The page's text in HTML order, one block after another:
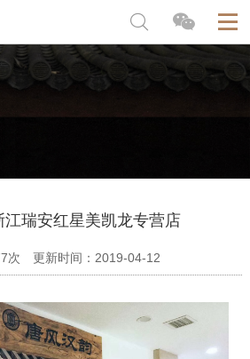
江瑞安红星美凯龙专营店
次 更新时间：2019-04-12